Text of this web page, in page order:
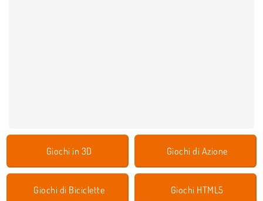
Giochi in 3D Giochi di Azione
Giochi di Biciclette Giochi HTML5